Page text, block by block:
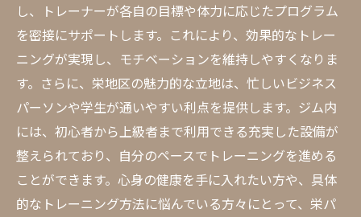
し、トレーナーが各自の目標や体力に応じたプログラム
を密接にサポートします。これにより、効果的なトレー
ニングが実現し、モチベーションを維持しやすくなりま
す。さらに、栄地区の魅力的な立地は、忙しいビジネス
パーソンや学生が通いやすい利点を提供します。ジム内
には、初心者から上級者まで利用できる充実した設備が
整えられており、自分のペースでトレーニングを進める
ことができます。心身の健康を手に入れたい方や、具体
的なトレーニング方法に悩んでいる方々にとって、栄パ